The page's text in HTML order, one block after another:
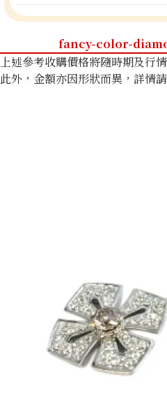
fancy-color-
上述參考收購價格將隨時期及行
此外，金額亦因形狀而異，詳情